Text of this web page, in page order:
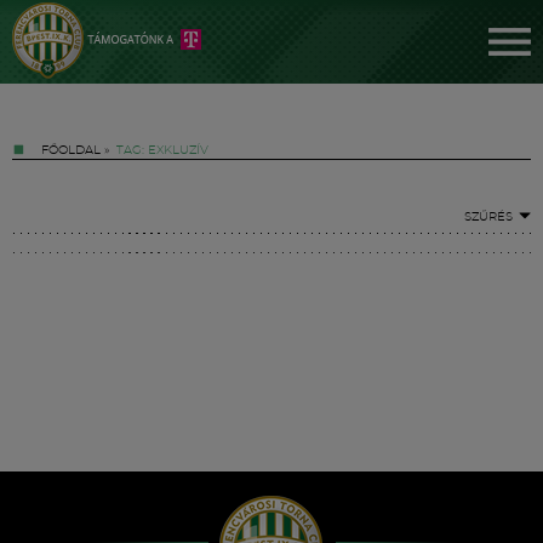
FŐOLDAL » TAG: EXKLUZÍV
SZŰRÉS
Hírek